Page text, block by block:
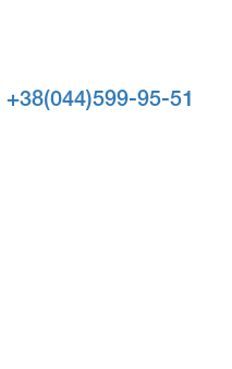
+38(044)599-95-51